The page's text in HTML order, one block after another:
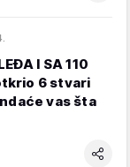
I SA 110
6 stvari
vas šta